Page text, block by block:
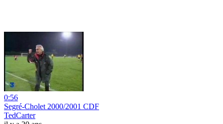
0:56
Segré-Cholet 2000/2001 CDF
TedCarter